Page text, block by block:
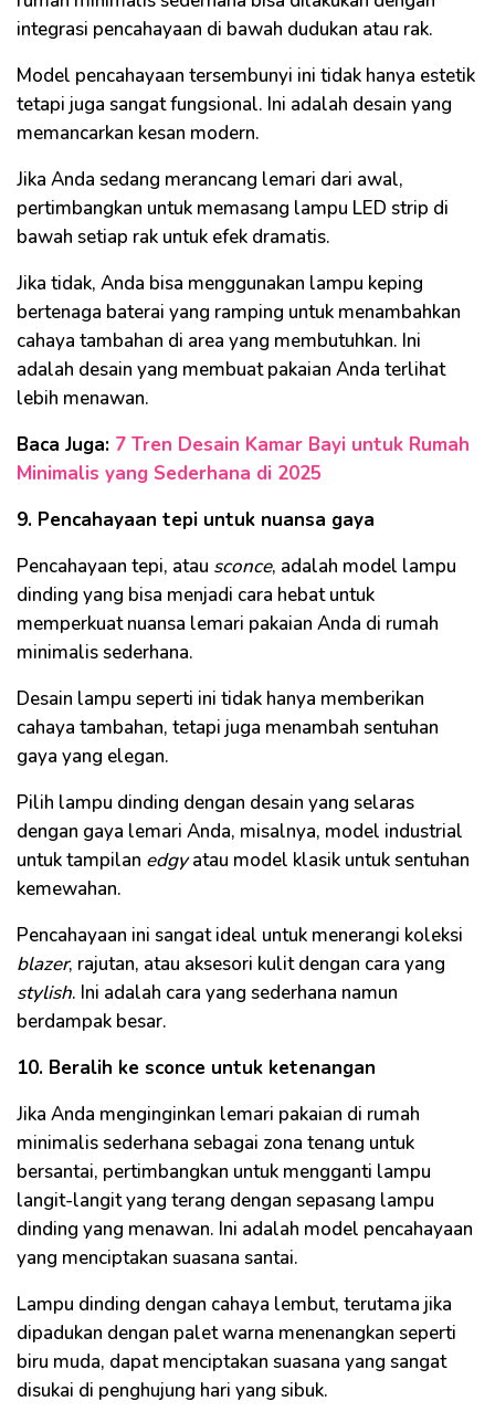
integrasi pencahayaan di bawah dudukan atau rak.
Model pencahayaan tersembunyi ini tidak hanya estetik
tetapi juga sangat fungsional. Ini adalah desain yang
memancarkan kesan modern.
Jika Anda sedang merancang lemari dari awal,
pertimbangkan untuk memasang lampu LED strip di
bawah setiap rak untuk efek dramatis.
Jika tidak, Anda bisa menggunakan lampu keping
bertenaga baterai yang ramping untuk menambahkan
cahaya tambahan di area yang membutuhkan. Ini
adalah desain yang membuat pakaian Anda terlihat
lebih menawan.
Baca Juga: 7 Tren Desain Kamar Bayi untuk Rumah
Minimalis yang Sederhana di 2025
9. Pencahayaan tepi untuk nuansa gaya
Pencahayaan tepi, atau sconce, adalah model lampu
dinding yang bisa menjadi cara hebat untuk
memperkuat nuansa lemari pakaian Anda di rumah
minimalis sederhana.
Desain lampu seperti ini tidak hanya memberikan
cahaya tambahan, tetapi juga menambah sentuhan
gaya yang elegan.
Pilih lampu dinding dengan desain yang selaras
dengan gaya lemari Anda, misalnya, model industrial
untuk tampilan edgyatau model klasik untuk sentuhan
kemewahan.
Pencahayaan ini sangat ideal untuk menerangi koleksi
blazer, rajutan, atau aksesori kulit dengan cara yang
stylish. Ini adalah cara yang sederhana namun
berdampak besar.
10. Beralih ke sconce untuk ketenangan
Jika Anda menginginkan lemari pakaian di rumah
minimalis sederhana sebagai zona tenang untuk
bersantai, pertimbangkan untuk mengganti lampu
langit-langit yang terang dengan sepasang lampu
dinding yang menawan. Ini adalah model pencahayaan
yang menciptakan suasana santai.
Lampu dinding dengan cahaya lembut, terutama jika
dipadukan dengan palet warna menenangkan seperti
biru muda, dapat menciptakan suasana yang sangat
disukai di penghujung hari yang sibuk.